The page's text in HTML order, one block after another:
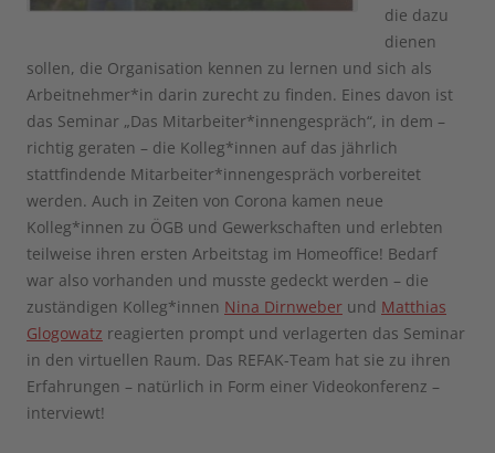
die dazu
dienen
sollen, die Organisation kennen zu lernen und sich als
Arbeitnehmer*in darin zurecht zu finden. Eines davon ist
das Seminar „Das Mitarbeiter*innengespräch“, in dem –
richtig geraten – die Kolleg*innen auf das jährlich
stattfindende Mitarbeiter*innengespräch vorbereitet
werden. Auch in Zeiten von Corona kamen neue
Kolleg*innen zu ÖGB und Gewerkschaften und erlebten
teilweise ihren ersten Arbeitstag im Homeoffice! Bedarf
war also vorhanden und musste gedeckt werden – die
zuständigen Kolleg*innen Nina Dirnweber und Matthias
Glogowatz reagierten prompt und verlagerten das Seminar
in den virtuellen Raum. Das REFAK-Team hat sie zu ihren
Erfahrungen – natürlich in Form einer Videokonferenz –
interviewt!